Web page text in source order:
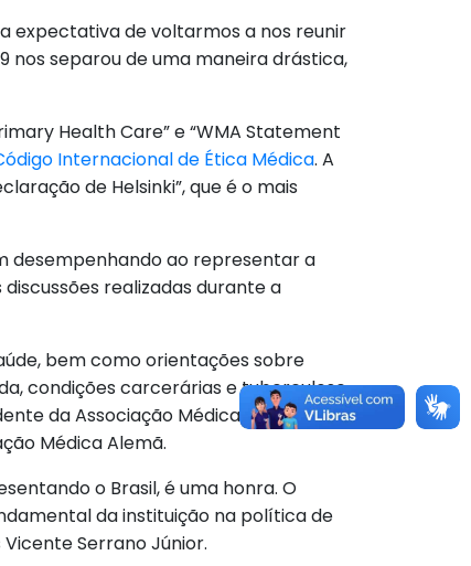
expectativa de voltarmos a nos reunir
nos separou de uma maneira drástica,
Health Care” e “WMA Statement
Internacional de Ética Médica. A
de Helsinki”, que é o mais
desempenhando ao representar a
realizadas durante a
bem como orientações sobre
condições carcerárias e tuberculose
da Associação Médica da Nigéria,
Médica Alemã.
o Brasil, é uma honra. O
da instituição na política de
Serrano Júnior.